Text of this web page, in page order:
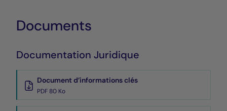
Documents
Documentation Juridique
Document d’informations clés
PDF 80 Ko